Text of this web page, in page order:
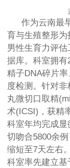
作为云南最
育与生殖整形为
男性生育力评
据库。科室拥
精子DNA碎片
度检测。针对
丸微切口取精
术(ICSI)，获精
科室年均完成显
切吻合5800余
缩短至7天左右
科室率先建立基